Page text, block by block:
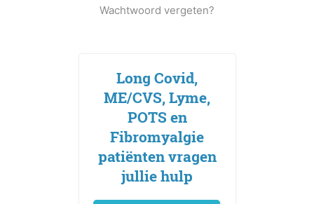
Wachtwoord vergeten?
Long Covid,
ME/CVS, Lyme,
POTS en
Fibromyalgie
patiënten vragen
jullie hulp